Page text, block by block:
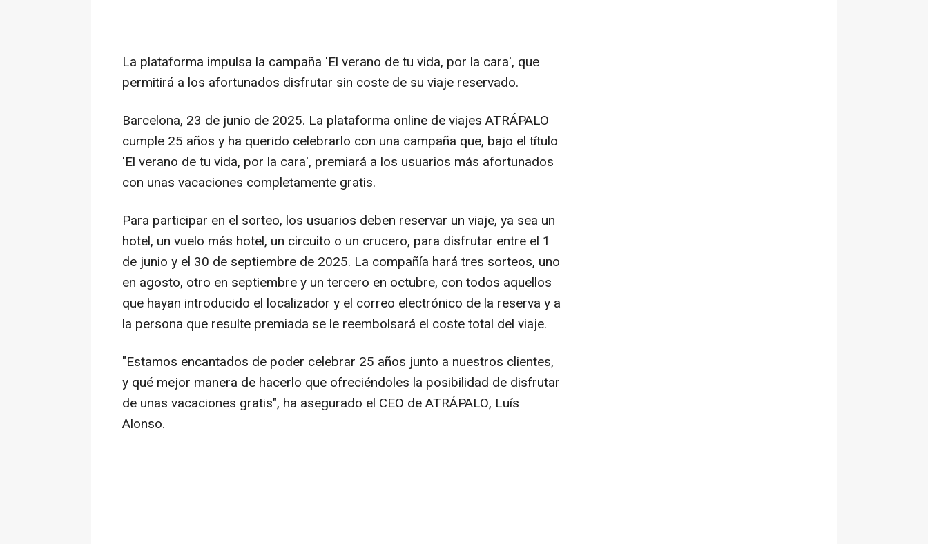
La plataforma impulsa la campaña 'El verano de tu vida, por la cara', que
permitirá a los afortunados disfrutar sin coste de su viaje reservado.
Barcelona, 23 de junio de 2025. La plataforma online de viajes ATRÁPALO
cumple 25 años y ha querido celebrarlo con una campaña que, bajo el título
'El verano de tu vida, por la cara', premiará a los usuarios más afortunados
con unas vacaciones completamente gratis.
Para participar en el sorteo, los usuarios deben reservar un viaje, ya sea un
hotel, un vuelo más hotel, un circuito o un crucero, para disfrutar entre el 1
de junio y el 30 de septiembre de 2025. La compañía hará tres sorteos, uno
en agosto, otro en septiembre y un tercero en octubre, con todos aquellos
que hayan introducido el localizador y el correo electrónico de la reserva y a
la persona que resulte premiada se le reembolsará el coste total del viaje.
"Estamos encantados de poder celebrar 25 años junto a nuestros clientes,
y qué mejor manera de hacerlo que ofreciéndoles la posibilidad de disfrutar
de unas vacaciones gratis", ha asegurado el CEO de ATRÁPALO, Luís
Alonso.